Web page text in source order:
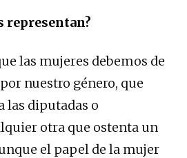
representan?
las mujeres debemos de
nuestro género, que
las diputadas o
otra que ostenta un
el papel de la mujer